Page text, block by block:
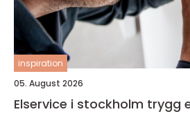
inspiration
05. August 2026
Elservice i stockholm trygg el i vardagen för